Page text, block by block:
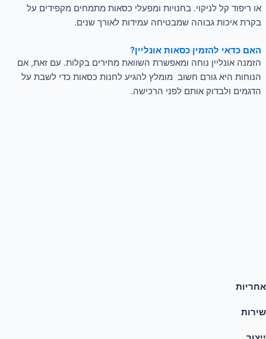
או ריפוד קל לניקוי. בחנויות ומפעלי כסאות מתמחים מקפידים על
בקרת איכות גבוהה שמבטיחה עמידות לאורך שנים.
האם כדאי להזמין כסאות אונליין?
הזמנה אונליין נוחה ומאפשרת השוואת מחירים בקלות. עם זאת, אם
הנוחות היא גורם חשוב מומלץ להגיע לחנות כסאות כדי לשבת על
הדגמים ולבדוק אותם לפני הרכישה.
אחריות
שירות